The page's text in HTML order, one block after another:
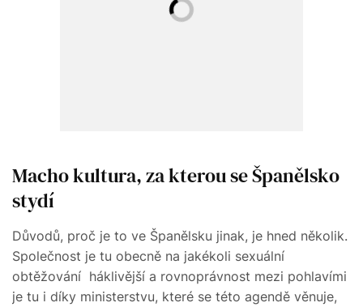
Macho kultura, za kterou se Španělsko
stydí
Důvodů, proč je to ve Španělsku jinak, je hned několik.
Společnost je tu obecně na jakékoli sexuální
obtěžování háklivější a rovnoprávnost mezi pohlavími
je tu i díky ministerstvu, které se této agendě věnuje,